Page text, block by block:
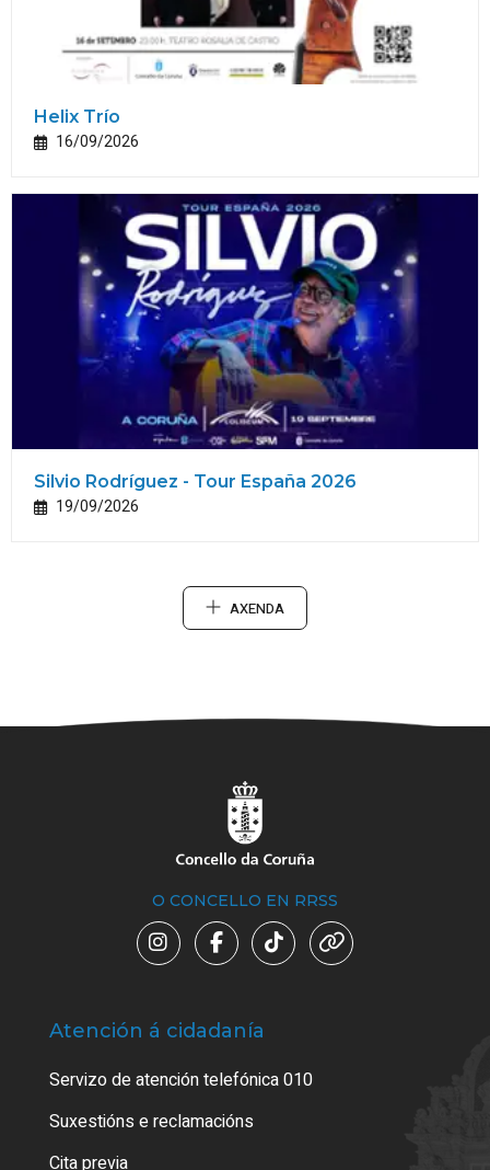
Helix Trío
16/09/2026
Silvio Rodríguez - Tour España 2026
19/09/2026
AXENDA
O CONCELLO EN RRSS
Atención á cidadanía
Servizo de atención telefónica 010
Suxestións e reclamacións
Cita previa